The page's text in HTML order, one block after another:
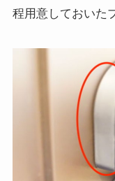
程用意しておいた